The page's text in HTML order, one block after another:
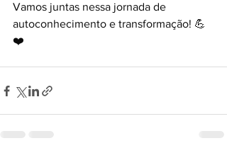
Vamos juntas nessa jornada de
autoconhecimento e transformação! 💪
❤️